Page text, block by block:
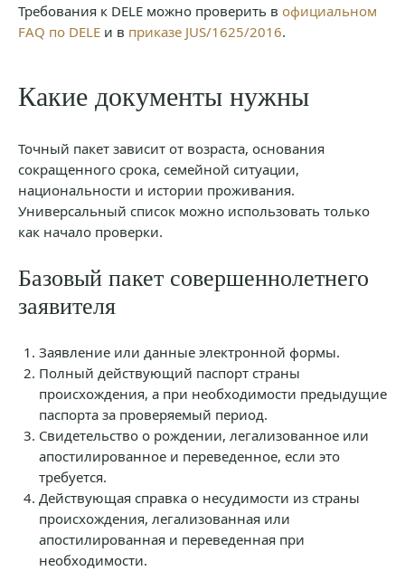
Требования к DELE можно проверить в официальном
FAQ по DELE и в приказе JUS/1625/2016.
Какие документы нужны
Точный пакет зависит от возраста, основания
сокращенного срока, семейной ситуации,
национальности и истории проживания.
Универсальный список можно использовать только
как начало проверки.
Базовый пакет совершеннолетнего
заявителя
Заявление или данные электронной формы.
Полный действующий паспорт страны
происхождения, а при необходимости предыдущие
паспорта за проверяемый период.
Свидетельство о рождении, легализованное или
апостилированное и переведенное, если это
требуется.
Действующая справка о несудимости из страны
происхождения, легализованная или
апостилированная и переведенная при
необходимости.